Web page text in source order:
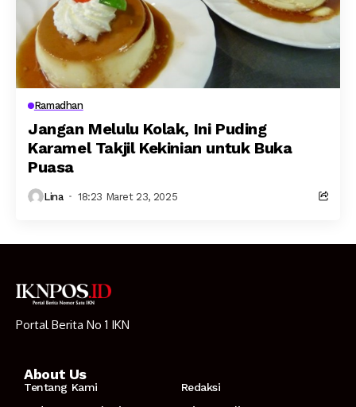
Ramadhan
Jangan Melulu Kolak, Ini Puding
Karamel Takjil Kekinian untuk Buka
Puasa
Lina 18:23 Maret 23, 2025
Portal Berita No 1 IKN
About Us
Tentang Kami
Redaksi